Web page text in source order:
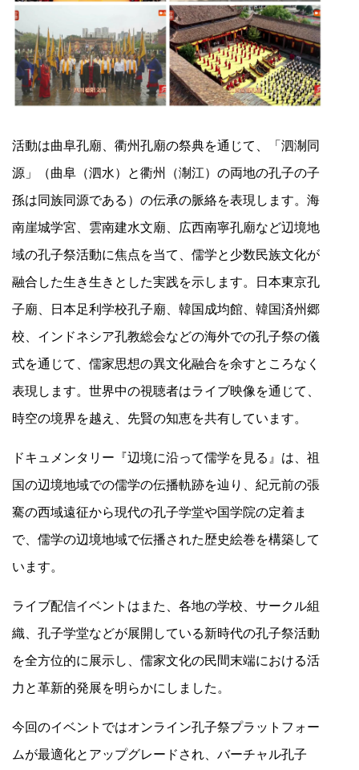
活動は曲阜孔廟、衢州孔廟の祭典を通じて、「泗淛同
源」（曲阜（泗水）と衢州（淛江）の両地の孔子の子
孫は同族同源である）の伝承の脈絡を表現します。海
南崖城学宮、雲南建水文廟、広西南寧孔廟など辺境地
域の孔子祭活動に焦点を当て、儒学と少数民族文化が
融合した生き生きとした実践を示します。日本東京孔
子廟、日本足利学校孔子廟、韓国成均館、韓国済州郷
校、インドネシア孔教総会などの海外での孔子祭の儀
式を通じて、儒家思想の異文化融合を余すところなく
表現します。世界中の視聴者はライブ映像を通じて、
時空の境界を越え、先賢の知恵を共有しています。
ドキュメンタリー『辺境に沿って儒学を見る』は、祖
国の辺境地域での儒学の伝播軌跡を辿り、紀元前の張
騫の西域遠征から現代の孔子学堂や国学院の定着ま
で、儒学の辺境地域で伝播された歴史絵巻を構築して
います。
ライブ配信イベントはまた、各地の学校、サークル組
織、孔子学堂などが展開している新時代の孔子祭活動
を全方位的に展示し、儒家文化の民間末端における活
力と革新的発展を明らかにしました。
今回のイベントではオンライン孔子祭プラットフォー
ムが最適化とアップグレードされ、バーチャル孔子